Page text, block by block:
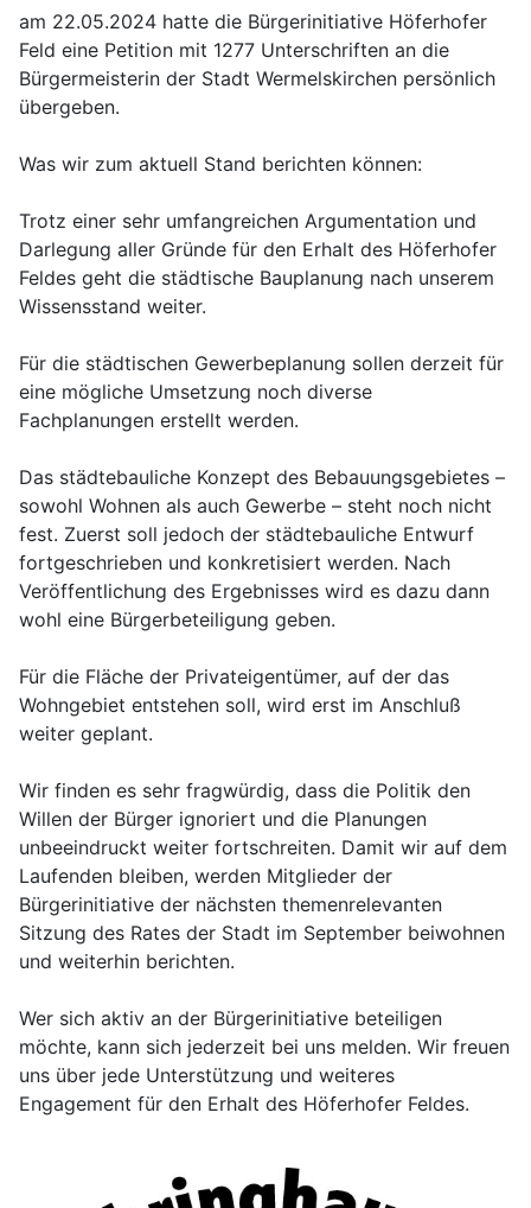
am 22.05.2024 hatte die Bürgerinitiative Höferhofer
Feld eine Petition mit 1277 Unterschriften an die
Bürgermeisterin der Stadt Wermelskirchen persönlich
übergeben.
Was wir zum aktuell Stand berichten können:
Trotz einer sehr umfangreichen Argumentation und
Darlegung aller Gründe für den Erhalt des Höferhofer
Feldes geht die städtische Bauplanung nach unserem
Wissensstand weiter.
Für die städtischen Gewerbeplanung sollen derzeit für
eine mögliche Umsetzung noch diverse
Fachplanungen erstellt werden.
Das städtebauliche Konzept des Bebauungsgebietes –
sowohl Wohnen als auch Gewerbe – steht noch nicht
fest. Zuerst soll jedoch der städtebauliche Entwurf
fortgeschrieben und konkretisiert werden. Nach
Veröffentlichung des Ergebnisses wird es dazu dann
wohl eine Bürgerbeteiligung geben.
Für die Fläche der Privateigentümer, auf der das
Wohngebiet entstehen soll, wird erst im Anschluß
weiter geplant.
Wir finden es sehr fragwürdig, dass die Politik den
Willen der Bürger ignoriert und die Planungen
unbeeindruckt weiter fortschreiten. Damit wir auf dem
Laufenden bleiben, werden Mitglieder der
Bürgerinitiative der nächsten themenrelevanten
Sitzung des Rates der Stadt im September beiwohnen
und weiterhin berichten.
Wer sich aktiv an der Bürgerinitiative beteiligen
möchte, kann sich jederzeit bei uns melden. Wir freuen
uns über jede Unterstützung und weiteres
Engagement für den Erhalt des Höferhofer Feldes.